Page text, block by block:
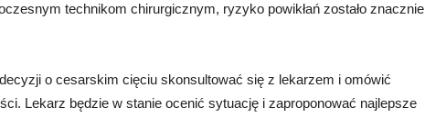
technikom chirurgicznym, ryzyko powikłań zostało znacznie
o cesarskim cięciu skonsultować się z lekarzem i omówić
Lekarz będzie w stanie ocenić sytuację i zaproponować najlepsze